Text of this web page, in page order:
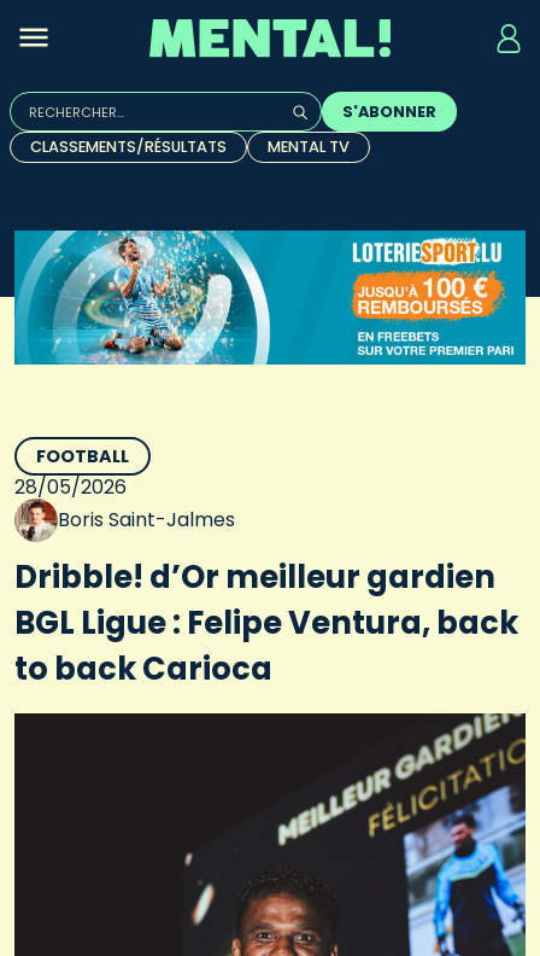
Rechercher :
Quand les résultats de l'auto-complétion sont
S'ABONNER
CLASSEMENTS/RÉSULTATS
MENTAL TV
FOOTBALL
28/05/2026
Boris Saint-Jalmes
Dribble! d’Or meilleur gardien
BGL Ligue : Felipe Ventura, back
to back Carioca